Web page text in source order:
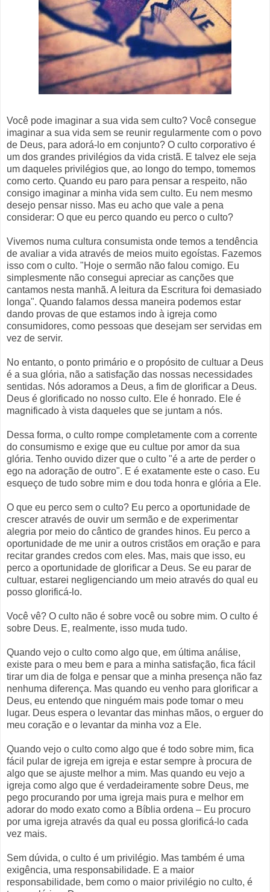
Você pode imaginar a sua vida sem culto? Você consegue
imaginar a sua vida sem se reunir regularmente com o povo
de Deus, para adorá-lo em conjunto? O culto corporativo é
um dos grandes privilégios da vida cristã. E talvez ele seja
um daqueles privilégios que, ao longo do tempo, tomemos
como certo. Quando eu paro para pensar a respeito, não
consigo imaginar a minha vida sem culto. Eu nem mesmo
desejo pensar nisso. Mas eu acho que vale a pena
considerar: O que eu perco quando eu perco o culto?
Vivemos numa cultura consumista onde temos a tendência
de avaliar a vida através de meios muito egoístas. Fazemos
isso com o culto. "Hoje o sermão não falou comigo. Eu
simplesmente não consegui apreciar as canções que
cantamos nesta manhã. A leitura da Escritura foi demasiado
longa". Quando falamos dessa maneira podemos estar
dando provas de que estamos indo à igreja como
consumidores, como pessoas que desejam ser servidas em
vez de servir.
No entanto, o ponto primário e o propósito de cultuar a Deus
é a sua glória, não a satisfação das nossas necessidades
sentidas. Nós adoramos a Deus, a fim de glorificar a Deus.
Deus é glorificado no nosso culto. Ele é honrado. Ele é
magnificado à vista daqueles que se juntam a nós.
Dessa forma, o culto rompe completamente com a corrente
do consumismo e exige que eu cultue por amor da sua
glória. Tenho ouvido dizer que o culto "é a arte de perder o
ego na adoração de outro". E é exatamente este o caso. Eu
esqueço de tudo sobre mim e dou toda honra e glória a Ele.
O que eu perco sem o culto? Eu perco a oportunidade de
crescer através de ouvir um sermão e de experimentar
alegria por meio do cântico de grandes hinos. Eu perco a
oportunidade de me unir a outros cristãos em oração e para
recitar grandes credos com eles. Mas, mais que isso, eu
perco a oportunidade de glorificar a Deus. Se eu parar de
cultuar, estarei negligenciando um meio através do qual eu
posso glorificá-lo.
Você vê? O culto não é sobre você ou sobre mim. O culto é
sobre Deus. E, realmente, isso muda tudo.
Quando vejo o culto como algo que, em última análise,
existe para o meu bem e para a minha satisfação, fica fácil
tirar um dia de folga e pensar que a minha presença não faz
nenhuma diferença. Mas quando eu venho para glorificar a
Deus, eu entendo que ninguém mais pode tomar o meu
lugar. Deus espera o levantar das minhas mãos, o erguer do
meu coração e o levantar da minha voz a Ele.
Quando vejo o culto como algo que é todo sobre mim, fica
fácil pular de igreja em igreja e estar sempre à procura de
algo que se ajuste melhor a mim. Mas quando eu vejo a
igreja como algo que é verdadeiramente sobre Deus, me
pego procurando por uma igreja mais pura e melhor em
adorar do modo exato como a Bíblia ordena – Eu procuro
por uma igreja através da qual eu possa glorificá-lo cada
vez mais.
Sem dúvida, o culto é um privilégio. Mas também é uma
exigência, uma responsabilidade. E a maior
responsabilidade, bem como o maior privilégio no culto, é